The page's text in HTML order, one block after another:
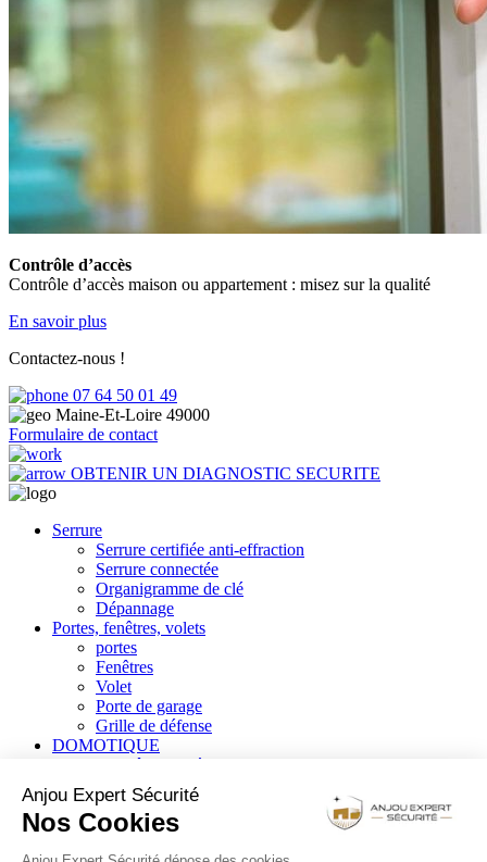
Contrôle d’accès
Contrôle d’accès maison ou appartement : misez sur la qualité
En savoir plus
Contactez-nous !
07 64 50 01 49
Maine-Et-Loire 49000
Formulaire de contact
OBTENIR UN DIAGNOSTIC SECURITE
Serrure
Serrure certifiée anti-effraction
Serrure connectée
Organigramme de clé
Dépannage
Portes, fenêtres, volets
portes
Fenêtres
Volet
Porte de garage
Grille de défense
DOMOTIQUE
Contrôle d’accès
Alarme
Vidéo surveillance
Maison connectée
Anjou Expert Sécurité
Nos Cookies